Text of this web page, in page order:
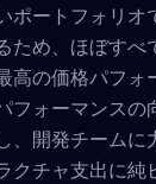
ポートフォリオ
ため、ほぼすべ
高の価格パフォ
フォーマンスの
、開発チームに
クチャ支出に純